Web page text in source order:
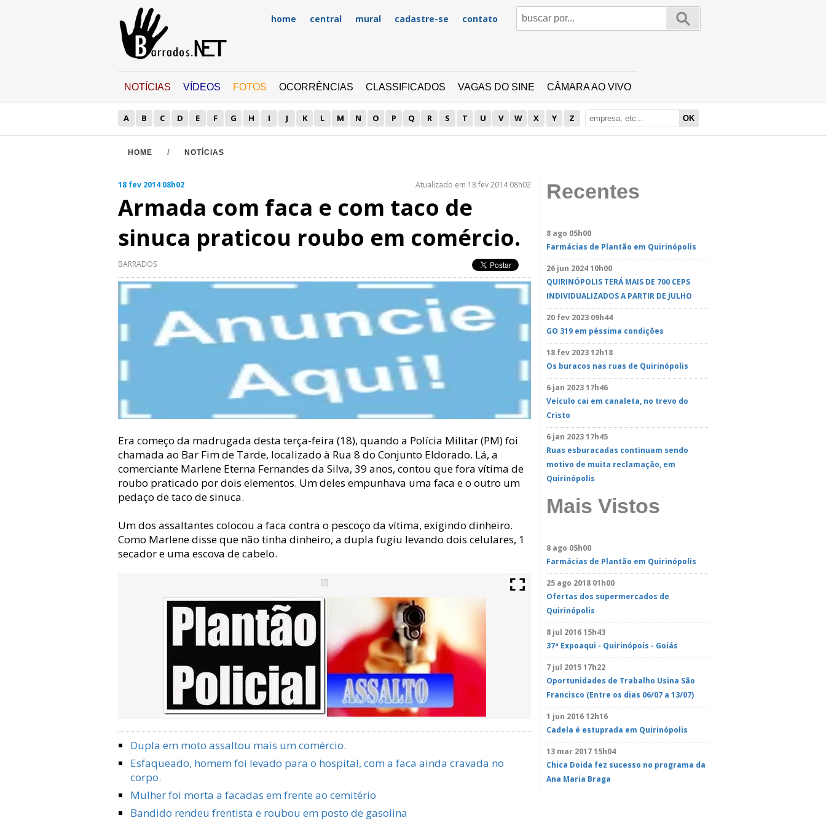
home central mural cadastre-se contato
NOTÍCIAS VÍDEOS FOTOS OCORRÊNCIAS CLASSIFICADOS VAGAS DO SINE CÂMARA AO VIVO
A B C D E F G H I J K L M N O P Q R S T U V W X Y Z
HOME / NOTÍCIAS
18 fev 2014 08h02 Atualizado em 18 fev 2014 08h02
Armada com faca e com taco de
sinuca praticou roubo em comércio.
BARRADOS
Era começo da madrugada desta terça-feira (18), quando a Polícia Militar (PM) foi
chamada ao Bar Fim de Tarde, localizado à Rua 8 do Conjunto Eldorado. Lá, a
comerciante Marlene Eterna Fernandes da Silva, 39 anos, contou que fora vítima de
roubo praticado por dois elementos. Um deles empunhava uma faca e o outro um
pedaço de taco de sinuca.
Um dos assaltantes colocou a faca contra o pescoço da vítima, exigindo dinheiro.
Como Marlene disse que não tinha dinheiro, a dupla fugiu levando dois celulares, 1
secador e uma escova de cabelo.
Dupla em moto assaltou mais um comércio.
Esfaqueado, homem foi levado para o hospital, com a faca ainda cravada no
corpo.
Mulher foi morta a facadas em frente ao cemitério
Bandido rendeu frentista e roubou em posto de gasolina
Recentes
8 ago 05h00
Farmácias de Plantão em Quirinópolis
26 jun 2024 10h00
QUIRINÓPOLIS TERÁ MAIS DE 700 CEPS
INDIVIDUALIZADOS A PARTIR DE JULHO
20 fev 2023 09h44
GO 319 em péssima condições
18 fev 2023 12h18
Os buracos nas ruas de Quirinópolis
6 jan 2023 17h46
Veículo cai em canaleta, no trevo do
Cristo
6 jan 2023 17h45
Ruas esburacadas continuam sendo
motivo de muita reclamação, em
Quirinópolis
Mais Vistos
8 ago 05h00
Farmácias de Plantão em Quirinópolis
25 ago 2018 01h00
Ofertas dos supermercados de
Quirinópolis
8 jul 2016 15h43
37ª Expoaqui - Quirinópois - Goiás
7 jul 2015 17h22
Oportunidades de Trabalho Usina São
Francisco (Entre os dias 06/07 a 13/07)
1 jun 2016 12h16
Cadela é estuprada em Quirinópolis
13 mar 2017 15h04
Chica Doida fez sucesso no programa da
Ana Maria Braga